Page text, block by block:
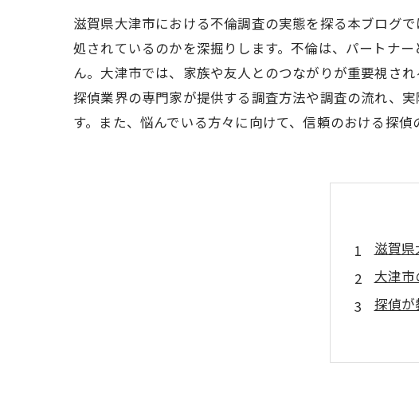
滋賀県大津市における不倫調査の実態を探る本ブログ
処されているのかを深掘りします。不倫は、パートナ
ん。大津市では、家族や友人とのつながりが重要視さ
探偵業界の専門家が提供する調査方法や調査の流れ、
す。また、悩んでいる方々に向けて、信頼のおける探
滋賀
大津
探偵
不倫
信頼